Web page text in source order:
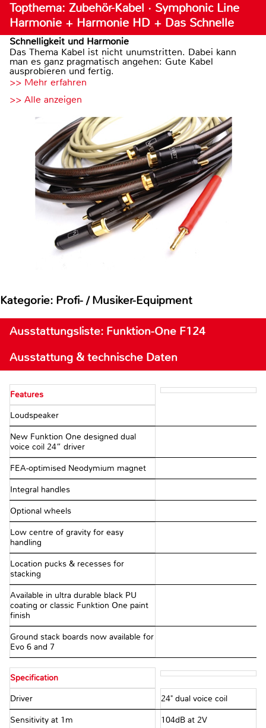
Topthema: Zubehör-Kabel · Symphonic Line
Harmonie + Harmonie HD + Das Schnelle
Schnelligkeit und Harmonie
Das Thema Kabel ist nicht unumstritten. Dabei kann
man es ganz pragmatisch angehen: Gute Kabel
ausprobieren und fertig.
>> Mehr erfahren
>> Alle anzeigen
Kategorie: Profi- / Musiker-Equipment
Ausstattungsliste: Funktion-One F124
Ausstattung & technische Daten
Features
Loudspeaker
New Funktion One designed dual
voice coil 24” driver
FEA-optimised Neodymium magnet
Integral handles
Optional wheels
Low centre of gravity for easy
handling
Location pucks & recesses for
stacking
Available in ultra durable black PU
coating or classic Funktion One paint
finish
Ground stack boards now available for
Evo 6 and 7
Specification
Driver 24" dual voice coil
Sensitivity at 1m 104dB at 2V